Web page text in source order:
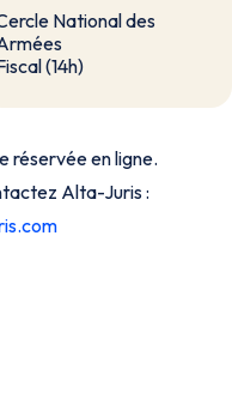
National des
(14h)
réservée en ligne.
Alta-Juris :